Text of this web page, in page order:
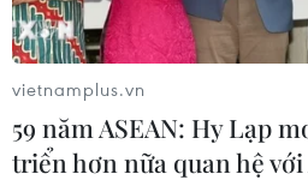
vietnamplus.vn
59 năm ASEAN: Hy Lạp
triển hơn nữa quan hệ với